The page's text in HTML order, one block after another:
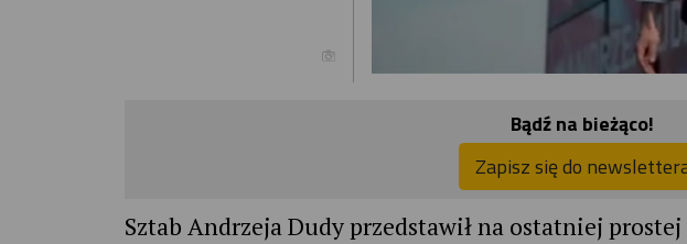
Bądź na bieżąco!
Zapisz się do
Sztab Andrzeja Dudy przedstawił na ostatniej